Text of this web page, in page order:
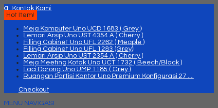
q
Kontak Kami
Hot Item!
Meja Komputer Uno UCD 1683 ( Grey )
Lemari Arsip Uno UST 4354 A ( Cherry )
Filling Cabinet Uno UFL 2262 ( Meaple )
Filling Cabinet Uno UFL 1283 (Grey)
Lemari Arsip Uno UST 2354 A ( Cherry )
Meja Meeting Kotak Uno UCT 1732 ( Beech/Black )
Laci Dorong Uno UMP 1185 ( Grey )
Ruangan Partisi Kantor Uno Premium Konfigurasi 27 ....
Checkout
MENU NAVIGASI